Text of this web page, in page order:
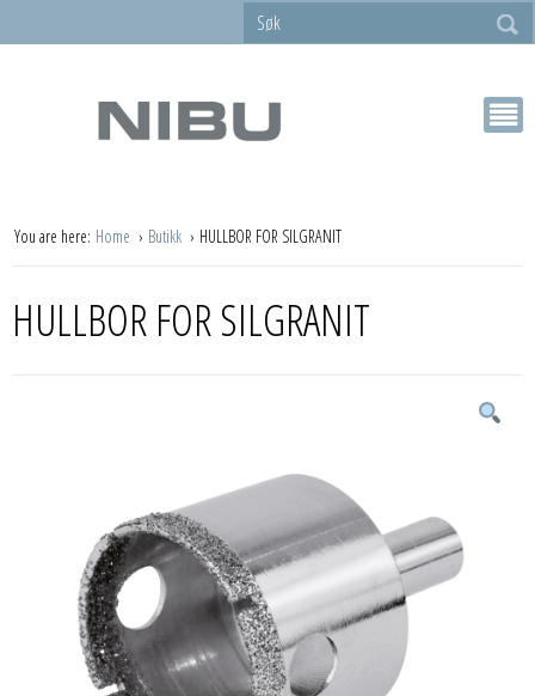
You are here: Home Butikk HULLBOR FOR SILGRANIT
HULLBOR FOR SILGRANIT